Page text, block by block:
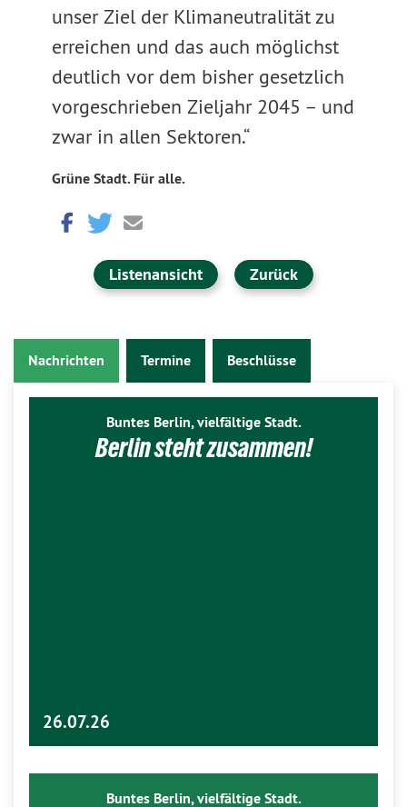
unser Ziel der Klimaneutralität zu
erreichen und das auch möglichst
deutlich vor dem bisher gesetzlich
vorgeschrieben Zieljahr 2045 – und
zwar in allen Sektoren.“
Grüne Stadt. Für alle.
Listenansicht Zurück
Nachrichten Termine Beschlüsse
Buntes Berlin, vielfältige Stadt.
Berlin steht zusammen!
26.07.26
Buntes Berlin, vielfältige Stadt.